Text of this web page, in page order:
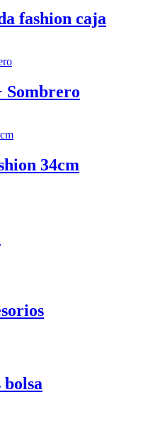
fashion caja
Sombrero
34cm